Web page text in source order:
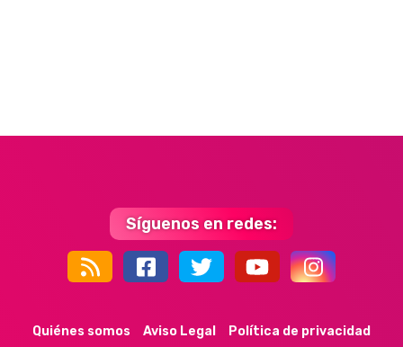
Síguenos en redes:
Quiénes somos Aviso Legal
Política de privacidad